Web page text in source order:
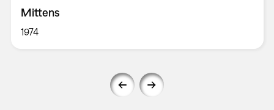
Mittens
1974